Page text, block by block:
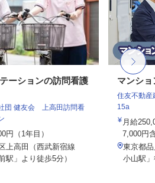
ーションの訪問看護
団 健友会 上高田訪問看
円（1年目）
上高田（西武新宿線
駅」より徒歩5分）
マンシ
住友不動産
15a
月給
7,000円
東京都
小山駅